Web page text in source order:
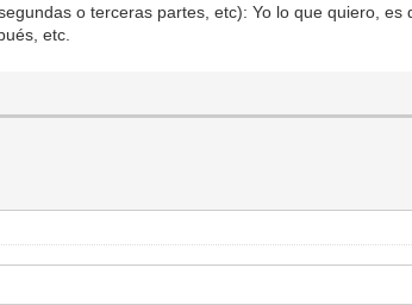
o terceras partes, etc): Yo lo que quiero,
etc.